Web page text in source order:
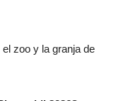
zoo y la granja de